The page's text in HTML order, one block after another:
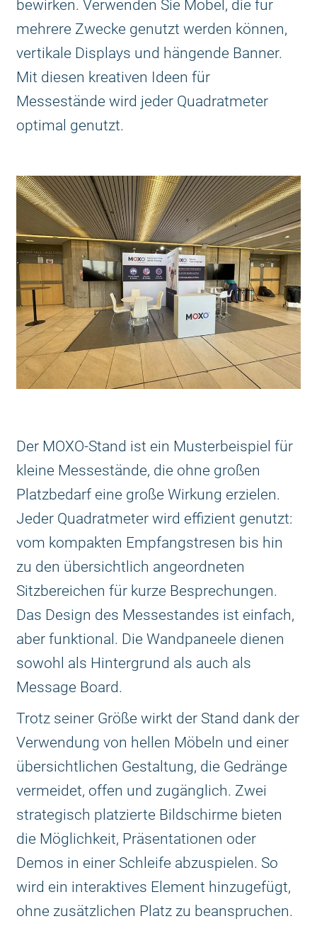
bewirken. Verwenden Sie Möbel, die für
mehrere Zwecke genutzt werden können,
vertikale Displays und hängende Banner.
Mit diesen kreativen Ideen für
Messestände wird jeder Quadratmeter
optimal genutzt.
Der MOXO-Stand ist ein Musterbeispiel für
kleine Messestände, die ohne großen
Platzbedarf eine große Wirkung erzielen.
Jeder Quadratmeter wird effizient genutzt:
vom kompakten Empfangstresen bis hin
zu den übersichtlich angeordneten
Sitzbereichen für kurze Besprechungen.
Das Design des Messestandes ist einfach,
aber funktional. Die Wandpaneele dienen
sowohl als Hintergrund als auch als
Message Board.
Trotz seiner Größe wirkt der Stand dank der
Verwendung von hellen Möbeln und einer
übersichtlichen Gestaltung, die Gedränge
vermeidet, offen und zugänglich. Zwei
strategisch platzierte Bildschirme bieten
die Möglichkeit, Präsentationen oder
Demos in einer Schleife abzuspielen. So
wird ein interaktives Element hinzugefügt,
ohne zusätzlichen Platz zu beanspruchen.